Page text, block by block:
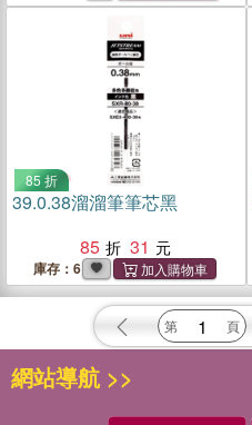
85 折
39.0.38溜溜筆筆芯黑
85
31
庫存：6
網站導航 >>